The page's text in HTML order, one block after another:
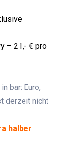
– 21,- € pro
bar: Euro,
derzeit nicht
halber